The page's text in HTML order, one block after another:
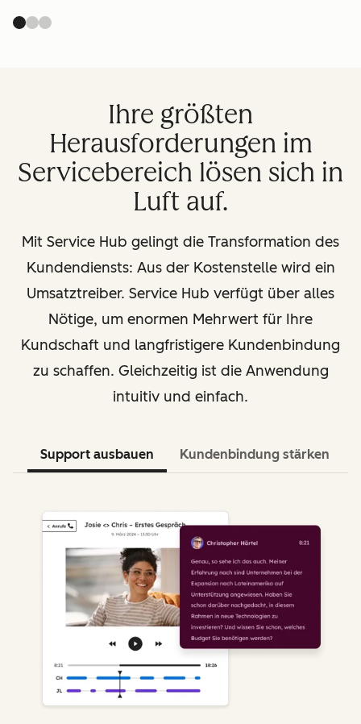
Ihre größten
Herausforderungen im
Servicebereich lösen sich in
Luft auf.
Mit Service Hub gelingt die Transformation des
Kundendiensts: Aus der Kostenstelle wird ein
Umsatztreiber. Service Hub verfügt über alles
Nötige, um enormen Mehrwert für Ihre
Kundschaft und langfristigere Kundenbindung
zu schaffen. Gleichzeitig ist die Anwendung
intuitiv und einfach.
Support ausbauen Kundenbindung stärken